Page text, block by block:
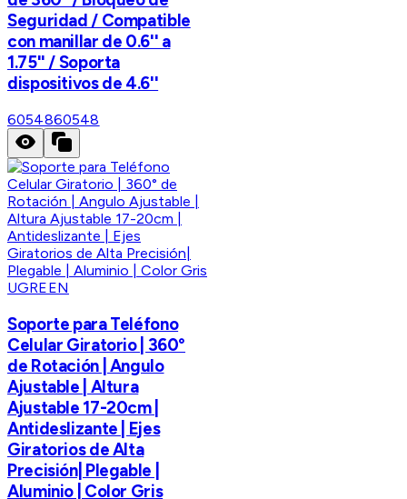
Seguridad / Compatible
con manillar de 0.6'' a
1.75'' / Soporta
dispositivos de 4.6''
6054860548
UGREEN
Soporte para Teléfono
Celular Giratorio | 360°
de Rotación | Angulo
Ajustable | Altura
Ajustable 17-20cm |
Antideslizante | Ejes
Giratorios de Alta
Precisión| Plegable |
Aluminio | Color Gris